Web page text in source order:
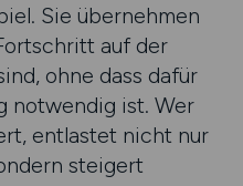
Sie übernehmen
auf der
ohne dass dafür
notwendig ist. Wer
entlastet nicht nur
steigert